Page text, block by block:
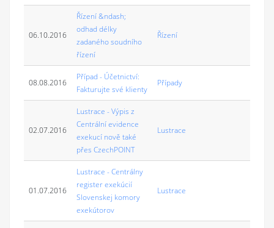
06.10.2016
Řízení &ndash;
odhad délky
zadaného soudního
řízení
Řízení
08.08.2016
Případ - Účetnictví:
Fakturujte své klienty
Případy
02.07.2016
Lustrace - Výpis z
Centrální evidence
exekucí nově také
přes CzechPOINT
Lustrace
01.07.2016
Lustrace - Centrálny
register exekúcií
Slovenskej komory
exekútorov
Lustrace